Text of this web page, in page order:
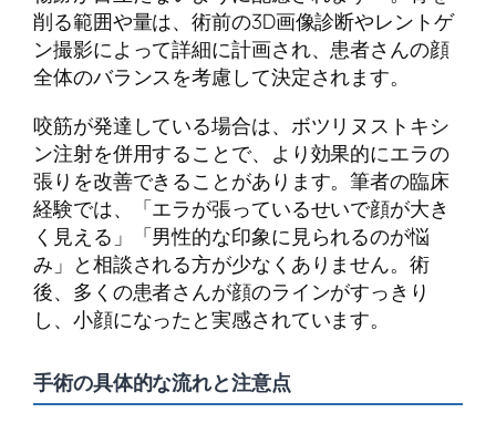
削る範囲や量は、術前の3D画像診断やレントゲ
ン撮影によって詳細に計画され、患者さんの顔
全体のバランスを考慮して決定されます。
咬筋が発達している場合は、ボツリヌストキシ
ン注射を併用することで、より効果的にエラの
張りを改善できることがあります。筆者の臨床
経験では、「エラが張っているせいで顔が大き
く見える」「男性的な印象に見られるのが悩
み」と相談される方が少なくありません。術
後、多くの患者さんが顔のラインがすっきり
し、小顔になったと実感されています。
手術の具体的な流れと注意点